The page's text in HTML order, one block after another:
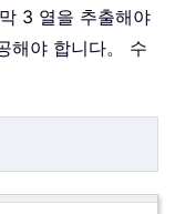
3 열을 추출해야
해야 합니다。 수